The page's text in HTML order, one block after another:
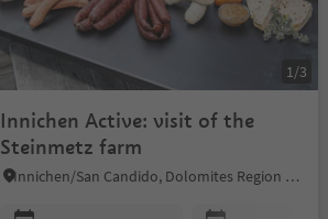
1/3
Innichen Active: visit of the
Steinmetz farm
Innichen/San Candido, Dolomites Region 3 Zinnen